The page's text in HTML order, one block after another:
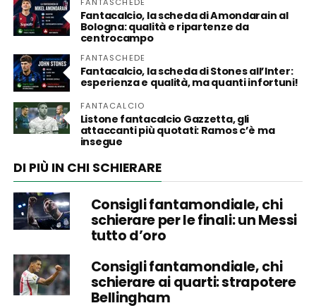
Fantacalcio, la scheda di Amondarain al
Bologna: qualità e ripartenze da
centrocampo
FANTASCHEDE
Fantacalcio, la scheda di Stones all’Inter:
esperienza e qualità, ma quanti infortuni!
FANTACALCIO
Listone fantacalcio Gazzetta, gli
attaccanti più quotati: Ramos c’è ma
insegue
DI PIÙ IN CHI SCHIERARE
Consigli fantamondiale, chi
schierare per le finali: un Messi
tutto d’oro
Consigli fantamondiale, chi
schierare ai quarti: strapotere
Bellingham